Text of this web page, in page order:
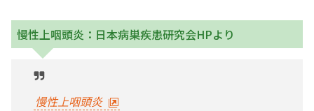
慢性上咽頭炎：日本病巣疾患研究会HPより
慢性上咽頭炎